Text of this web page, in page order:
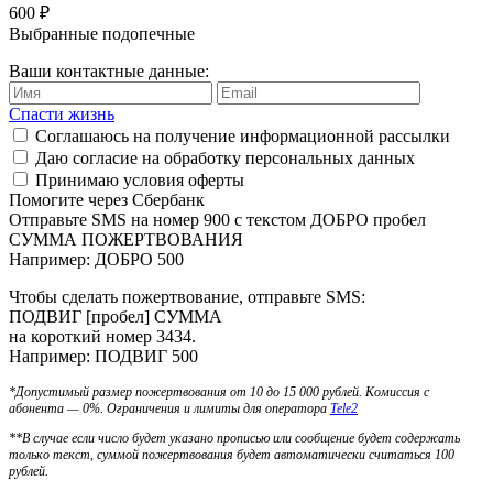
600 ₽
Выбранные подопечные
Ваши контактные данные:
Спасти жизнь
Соглашаюсь на получение информационной рассылки
Даю согласие на обработку персональных данных
Принимаю условия оферты
Помогите через Сбербанк
Отправьте SMS на номер 900 с текстом ДОБРО пробел
СУММА ПОЖЕРТВОВАНИЯ
Например: ДОБРО 500
Чтобы сделать пожертвование, отправьте SMS:
ПОДВИГ [пробел] СУММА
на короткий номер 3434.
Например: ПОДВИГ 500
*Допустимый размер пожертвования от 10 до 15 000 рублей. Комиссия с
абонента — 0%. Ограничения и лимиты для оператора Tele2
**В случае если число будет указано прописью или сообщение будет содержать
только текст, суммой пожертвования будет автоматически считаться 100
рублей.